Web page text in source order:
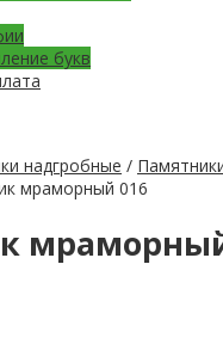
букв
надгробные /
мраморный 016